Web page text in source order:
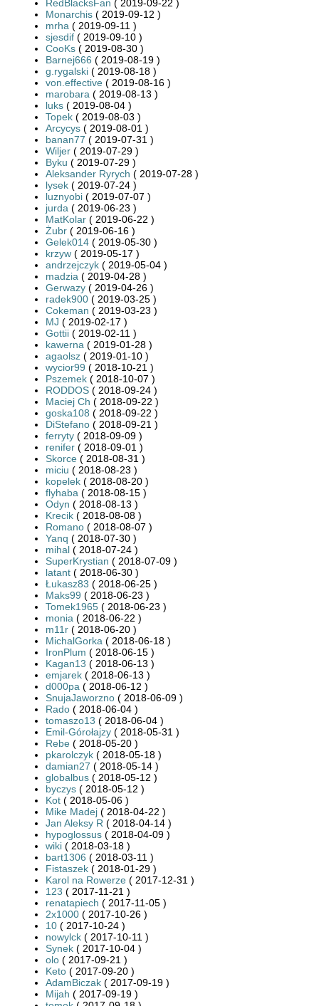
RedBlacksFan ( 2019-09-22 )
Monarchis ( 2019-09-12 )
mrha ( 2019-09-11 )
sjesdif ( 2019-09-10 )
CooKs ( 2019-08-30 )
Barnej666 ( 2019-08-19 )
g.rygalski ( 2019-08-18 )
von.effective ( 2019-08-16 )
marobara ( 2019-08-13 )
luks ( 2019-08-04 )
Topek ( 2019-08-03 )
Arcycys ( 2019-08-01 )
banan77 ( 2019-07-31 )
Wiljer ( 2019-07-29 )
Byku ( 2019-07-29 )
Aleksander Ryrych ( 2019-07-28 )
lysek ( 2019-07-24 )
luznyobi ( 2019-07-07 )
jurda ( 2019-06-23 )
MatKolar ( 2019-06-22 )
Żubr ( 2019-06-16 )
Gelek014 ( 2019-05-30 )
krzyw ( 2019-05-17 )
andrzejczyk ( 2019-05-04 )
madzia ( 2019-04-28 )
Gerwazy ( 2019-04-26 )
radek900 ( 2019-03-25 )
Cokeman ( 2019-03-23 )
MJ ( 2019-02-17 )
Gottii ( 2019-02-11 )
kawerna ( 2019-01-28 )
agaolsz ( 2019-01-10 )
wycior99 ( 2018-10-21 )
Pszemek ( 2018-10-07 )
RODDOS ( 2018-09-24 )
Maciej Ch ( 2018-09-22 )
goska108 ( 2018-09-22 )
DiStefano ( 2018-09-21 )
ferryty ( 2018-09-09 )
renifer ( 2018-09-01 )
Skorce ( 2018-08-31 )
miciu ( 2018-08-23 )
kopelek ( 2018-08-20 )
flyhaba ( 2018-08-15 )
Odyn ( 2018-08-13 )
Krecik ( 2018-08-08 )
Romano ( 2018-08-07 )
Yanq ( 2018-07-30 )
mihal ( 2018-07-24 )
SuperKrystian ( 2018-07-09 )
latant ( 2018-06-30 )
Łukasz83 ( 2018-06-25 )
Maks99 ( 2018-06-23 )
Tomek1965 ( 2018-06-23 )
monia ( 2018-06-22 )
m11r ( 2018-06-20 )
MichalGorka ( 2018-06-18 )
IronPlum ( 2018-06-15 )
Kagan13 ( 2018-06-13 )
emjarek ( 2018-06-13 )
d000pa ( 2018-06-12 )
SnujaJaworzno ( 2018-06-09 )
Rado ( 2018-06-04 )
tomaszo13 ( 2018-06-04 )
Emil-Górołajzy ( 2018-05-31 )
Rebe ( 2018-05-20 )
pkarolczyk ( 2018-05-18 )
damian27 ( 2018-05-14 )
globalbus ( 2018-05-12 )
byczys ( 2018-05-12 )
Kot ( 2018-05-06 )
Mike Madej ( 2018-04-22 )
Jan Aleksy R ( 2018-04-14 )
hypoglossus ( 2018-04-09 )
wiki ( 2018-03-18 )
bart1306 ( 2018-03-11 )
Fistaszek ( 2018-01-29 )
Karol na Rowerze ( 2017-12-31 )
123 ( 2017-11-21 )
renatapiech ( 2017-11-05 )
2x1000 ( 2017-10-26 )
10 ( 2017-10-24 )
nowylck ( 2017-10-11 )
Synek ( 2017-10-04 )
olo ( 2017-09-21 )
Keto ( 2017-09-20 )
AdamBiczak ( 2017-09-19 )
Mijah ( 2017-09-19 )